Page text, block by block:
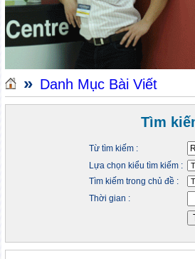
» Danh Mục Bài Viết
Tìm
Từ tìm kiếm :
Lựa chọn kiểu tìm kiếm :
Tìm kiếm trong chủ đề :
Thời gian :